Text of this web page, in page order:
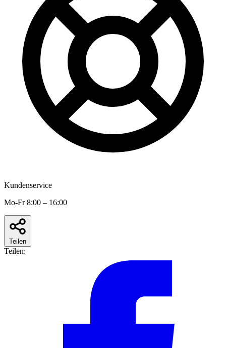
Kundenservice
Mo-Fr 8:00 – 16:00
Teilen
Teilen: